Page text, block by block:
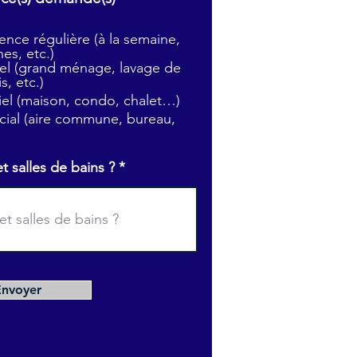
i
a
o
i
régulière (à la semaine,
etc.)
(grand ménage, lavage de
etc.)
(maison, condo, chalet…)
(aire commune, bureau,
salles de bains ?